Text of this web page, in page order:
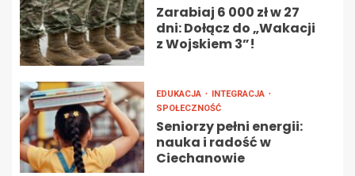
Zarabiaj 6 000 zł w 27
dni: Dołącz do „Wakacji
z Wojskiem 3”!
EDUKACJA
INTEGRACJA
SPOŁECZNOŚĆ
Seniorzy pełni energii:
nauka i radość w
Ciechanowie